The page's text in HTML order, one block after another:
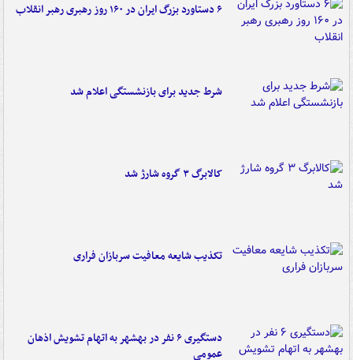
۶ دستاورد بزرگ ایران در ۱۶۰ روز رهبری رهبر انقلاب
شرط جدید برای بازنشستگی اعلام شد
کالابرگ ۳ گروه شارژ شد
تکذیب شایعه معافیت سربازان فراری
دستگیری ۶ نفر در بهشهر به اتهام تشویش اذهان
عمومی